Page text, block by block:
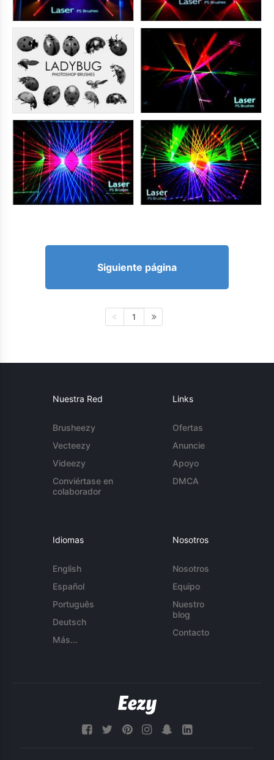
Siguiente página
1
Nuestra Red
Brusheezy
Vecteezy
Videezy
Conviértase en
colaborador
Links
Ofertas
Anuncie
Apoyo
DMCA
Idiomas
English
Español
Português
Deutsch
Más...
Nosotros
Nosotros
Equipo
Nuestro
blog
Contacto